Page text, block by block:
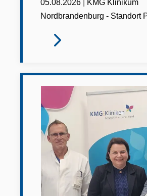
05.08.2026
KMG Klinikum
Nordbrandenburg - Standort